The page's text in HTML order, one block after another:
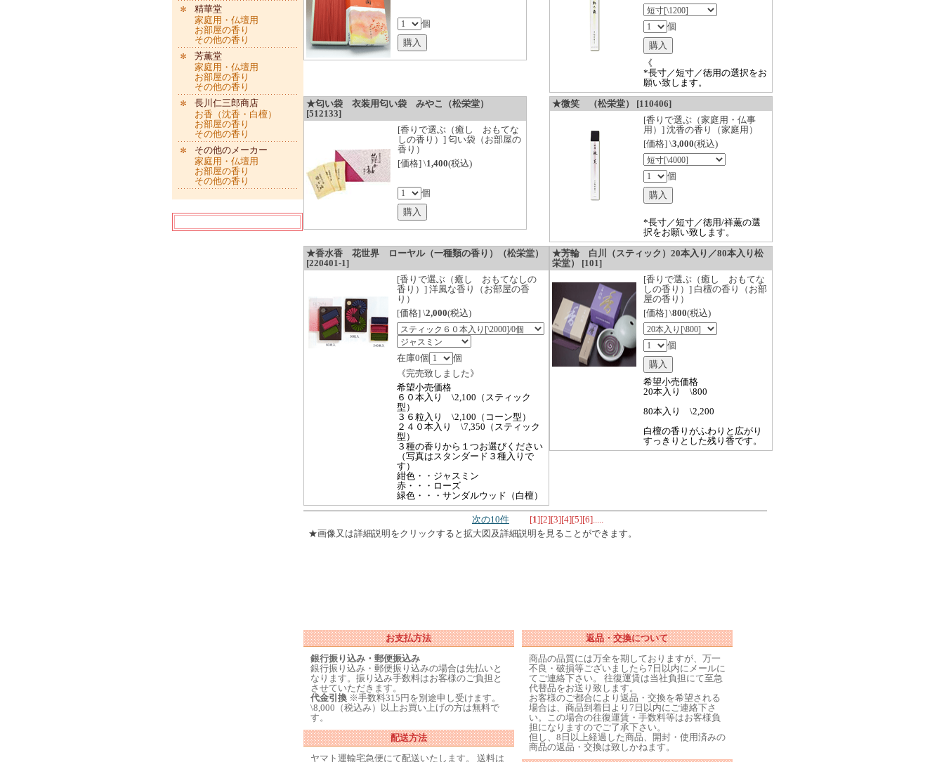
精華堂
家庭用・仏壇用
お部屋の香り
その他の香り
芳薫堂
家庭用・仏壇用
お部屋の香り
その他の香り
長川仁三郎商店
お香（沈香・白檀）
お部屋の香り
その他の香り
その他のメーカー
家庭用・仏壇用
お部屋の香り
その他の香り
個 個
《
*長寸／短寸／徳用の選択をお
願い致します。
★匂い袋 衣装用匂い袋 みやこ（松栄堂）
[512133]
[香りで選ぶ（癒し おもてな
しの香り）] 匂い袋（お部屋の
香り）
[価格] \1,400(税込)
個
★微笑 （松栄堂） [110406]
[香りで選ぶ（家庭用・仏事
用）] 沈香の香り（家庭用）
[価格] \3,000(税込)
個
*長寸／短寸／徳用/祥薫の選
択をお願い致します。
★香水香 花世界 ローヤル（一種類の香り）（松栄堂）
[220401-1]
[香りで選ぶ（癒し おもてなしの
香り）] 洋風な香り（お部屋の香
り）
[価格] \2,000(税込)
在庫0個
個
《完売致しました》
希望小売価格
６０本入り \2,100（スティック
型）
３６粒入り \2,100（コーン型）
２４０本入り \7,350（スティック
型）
３種の香りから１つお選びください
（写真はスタンダード３種入りで
す）
紺色・・ジャスミン
赤・・・ローズ
緑色・・・サンダルウッド（白檀）
★芳輪 白川（スティック）20本入り／80本入り松
栄堂） [101]
[香りで選ぶ（癒し おもてな
しの香り）] 白檀の香り（お部
屋の香り）
[価格] \800(税込)
個
希望小売価格
20本入り \800
80本入り \2,200
白檀の香りがふわりと広がり
すっきりとした残り香です。
次の10件 [1][2][3][4][5][6]
★画像又は詳細説明をクリックすると拡大図及詳細説明を見ることができます。
お支払方法
銀行振り込み・郵便振込み
銀行振り込み・郵便振り込みの場合は先払いと
なります。振り込み手数料はお客様のご負担と
させていただきます。
代金引換※手数料315円を別途申し受けます。
\8,000（税込み）以上お買い上げの方は無料で
す。
配送方法
ヤマト運輸宅急便にて配送いたします。 送料は
返品・交換について
商品の品質には万全を期しておりますが、万一
不良・破損等ございましたら7日以内にメールに
てご連絡下さい。 往復運賃は当社負担にて至急
代替品をお送り致します。
お客様のご都合により返品・交換を希望される
場合は、商品到着日より7日以内にご連絡下さ
い。この場合の往復運賃・手数料等はお客様負
担になりますのでご了承下さい。
但し、8日以上経過した商品、開封・使用済みの
商品の返品・交換は致しかねます。